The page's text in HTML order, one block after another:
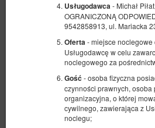
Usługodawca - Michał
OGRANICZONĄ
9542858913, ul. Mariacka
Oferta - miejsce
Usługodawcę w celu
noclegowego za
Gość - osoba fizyczna
czynności prawnych,
organizacyjna, o której
cywilnego, zawierająca z
noclegu;
Standard - Huta
Dostępna liczba: 2
pow. 22,00 m
1
2 łóżka pojedyncze (Single)